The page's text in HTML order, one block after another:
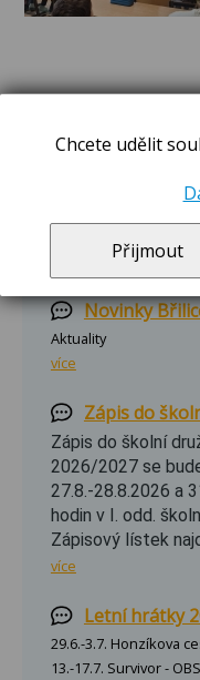
ZPRÁVY A
Novinky
Novinky
Aktuality
více
Zápis do
Zápis do školní
2026/2027 se
27.8.-28.8.2026 a
hodin v I. odd.
Zápisový lístek
více
Letní hrátky
29.6.-3.7. Honzíkova
13.-17.7. Survivor -
Chcete udělit
Přijmout